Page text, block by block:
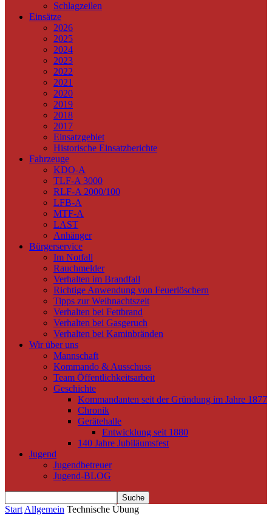
Schlagzeilen
Einsätze
2026
2025
2024
2023
2022
2021
2020
2019
2018
2017
Einsatzgebiet
Historische Einsatzberichte
Fahrzeuge
KDO-A
TLF-A 3000
RLF-A 2000/100
LFB-A
MTF-A
LAST
Anhänger
Bürgerservice
Im Notfall
Rauchmelder
Verhalten im Brandfall
Richtige Anwendung von Feuerlöschern
Tipps zur Weihnachtszeit
Verhalten bei Fettbrand
Verhalten bei Gasgeruch
Verhalten bei Kaminbränden
Wir über uns
Mannschaft
Kommando & Ausschuss
Team Öffentlichkeitsarbeit
Geschichte
Kommandanten seit der Gründung im Jahre 1877
Chronik
Gerätehalle
Entwicklung seit 1880
140 Jahre Jubiläumsfest
Jugend
Jugendbetreuer
Jugend-BLOG
Start Allgemein Technische Übung